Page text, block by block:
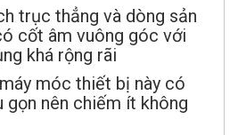
trục thẳng và dòng sản
cốt âm vuông góc với
khá rộng rãi
móc thiết bị này có
nên chiếm ít không